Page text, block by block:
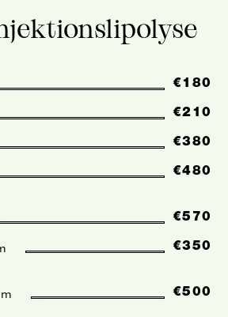
€180
€210
€380
€480
€570
€350
€500